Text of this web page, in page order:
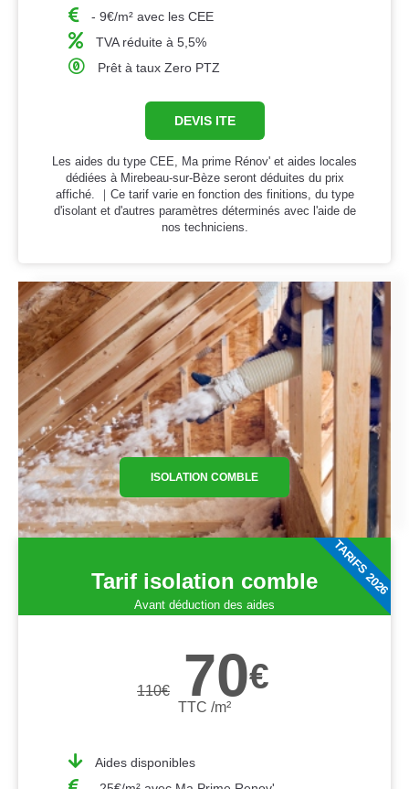
- 9€/m² avec les CEE
TVA réduite à 5,5%
Prêt à taux Zero PTZ
DEVIS ITE
Les aides du type CEE, Ma prime Rénov' et aides locales
dédiées à Mirebeau-sur-Bèze seront déduites du prix
affiché. ｜Ce tarif varie en fonction des finitions, du type
d'isolant et d'autres paramètres déterminés avec l'aide de
nos techniciens.
ISOLATION COMBLE
Tarif isolation comble
Avant déduction des aides
110€ 70€
TTC /m²
Aides disponibles
TARIFS 2026